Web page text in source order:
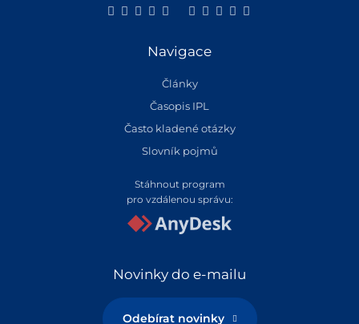
Navigace
Články
Časopis IPL
Často kladené otázky
Slovník pojmů
Stáhnout program
pro vzdálenou správu:
Novinky do e-mailu
Odebírat novinky